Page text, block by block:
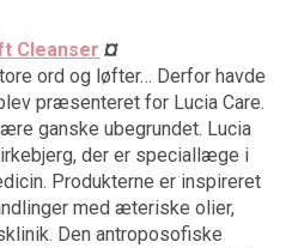
Cleanser ¤
ord og løfter… Derfor havde
præsenteret for Lucia Care.
ganske ubegrundet. Lucia
der er speciallæge i
Produkterne er inspireret
med æteriske olier,
Den antroposofiske